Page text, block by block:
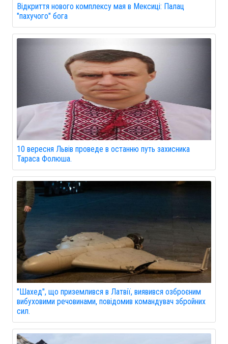
Відкриття нового комплексу мая в Мексиці: Палац
"пахучого" бога
10 вересня Львів проведе в останню путь захисника
Тараса Фолюша.
"Шахед", що приземлився в Латвії, виявився озброєним
вибуховими речовинами, повідомив командувач збройних
сил.